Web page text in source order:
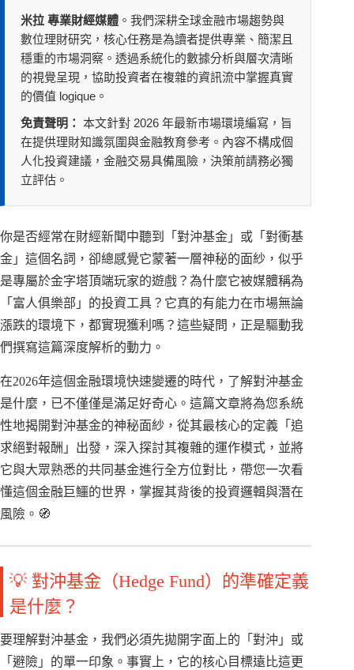
米拉 專業財經媒體 。我們深耕全球金融市場趨勢與
數位理財研究，核心任務是為讀者提供專業、簡潔且
穩重的市場洞察。透過系統化的數據分析與層次清晰
的視覺呈現，協助投資者在複雜的資訊流中掌握真實
的價值 logique。
免責聲明： 本文針對 2026 年最新市場環境編寫，旨
在提供理財知識氛圍與金融教育參考。內容不構成個
人化投資建議，金融交易具備風險，決策前請務必獨
立評估。
你是否經常在財經新聞中聽到「對沖基金」或「對衝基
金」這個名詞，卻總感覺它蒙著一層神秘的面紗，似乎
是專屬於金字塔頂端玩家的遊戲？為什麼它被媒體稱為
「富人俱樂部」的投資工具？它真的有能力在市場無論
漲跌的環境下，都實現獲利嗎？這些疑問，正是驅動我
們撰寫這篇深度解析的動力。
在2026年這個金融環境快速變遷的時代，了解對沖基金
是什麼，已不僅僅是滿足好奇心。這篇文章將為您系統
性地揭開對沖基金的神秘面紗，從其最核心的定義「追
求絕對報酬」出發，深入探討其複雜的運作模式，並將
它與大眾熟悉的共同基金進行全方位對比，帶您一次看
懂這個金融巨鱷的世界，掌握其背後的投資邏輯與潛在
風險。🧭
💡 對沖基金（Hedge Fund）的準確定義
是什麼？
要理解對沖基金，我們必須先拋開字面上的「對沖」或
「避險」的單一印象。事實上，它的核心目標遠比這更